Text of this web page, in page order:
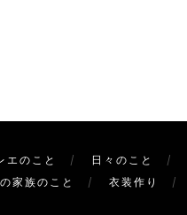
エのこと 日々のこと
家族のこと
衣装作り